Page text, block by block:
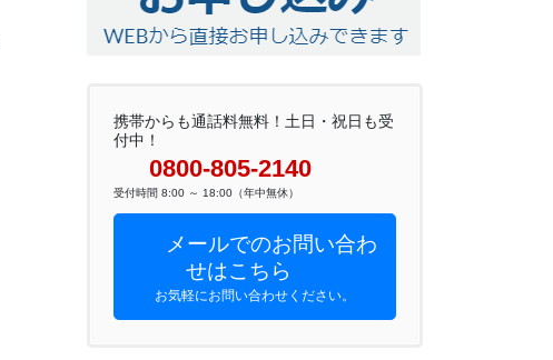
携帯からも通話料無料！土日・祝日も受
付中！
0800-805-2140
受付時間 8:00 ～ 18:00（年中無休）
メールでのお問い合わ
せはこちら
お気軽にお問い合わせください。